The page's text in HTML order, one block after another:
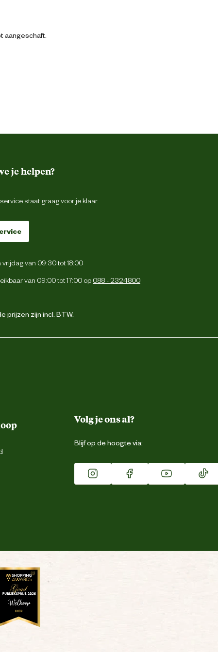
aangeschaft.
je helpen?
staat graag voor je klaar.
van 09:30 tot 18:00
van 09:00 tot 17:00 op 088 - 2324800
prijzen zijn incl. BTW.
Volg je ons al?
Blijf op de hoogte via: